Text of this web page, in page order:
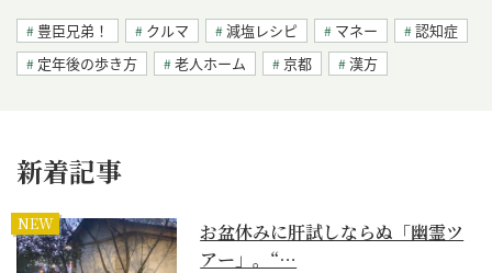
豊臣兄弟！ クルマ 減塩レシピ マネー
認知症
定年後の歩き方
老人ホーム 京都 漢方
新着記事
NEW
お盆休みに肝試しならぬ「幽霊ツ
アー」。“…